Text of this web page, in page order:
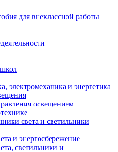
для внеклассной работы
электромеханика и энергетика
освещением
света и светильники
и энергосбережение
светильники и